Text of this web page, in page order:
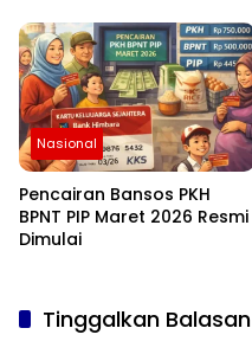
Nasional
Pencairan Bansos PKH
BPNT PIP Maret 2026 Resmi
Dimulai
Tinggalkan Balasan